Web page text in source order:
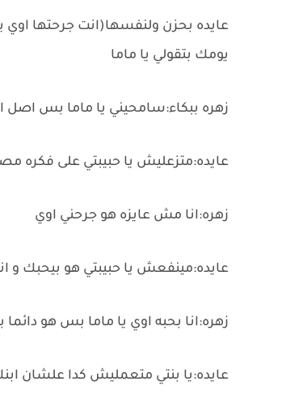
عايده بحزن ولنفسها(انت جرحتها اوي
يومك بتقولي يا ماما
زهره ببكاء:سامحيني يا ماما بس اصل
عايده:متزعليش يا حبيبتي على فكره
زهره:انا مش عايزه هو جرحني اوي
عايده:مينفعش يا حبيبتي هو بيحبك و
زهره:انا بحبه اوي يا ماما بس هو دائما
عايده:يا بنتي متعمليش كدا علشان